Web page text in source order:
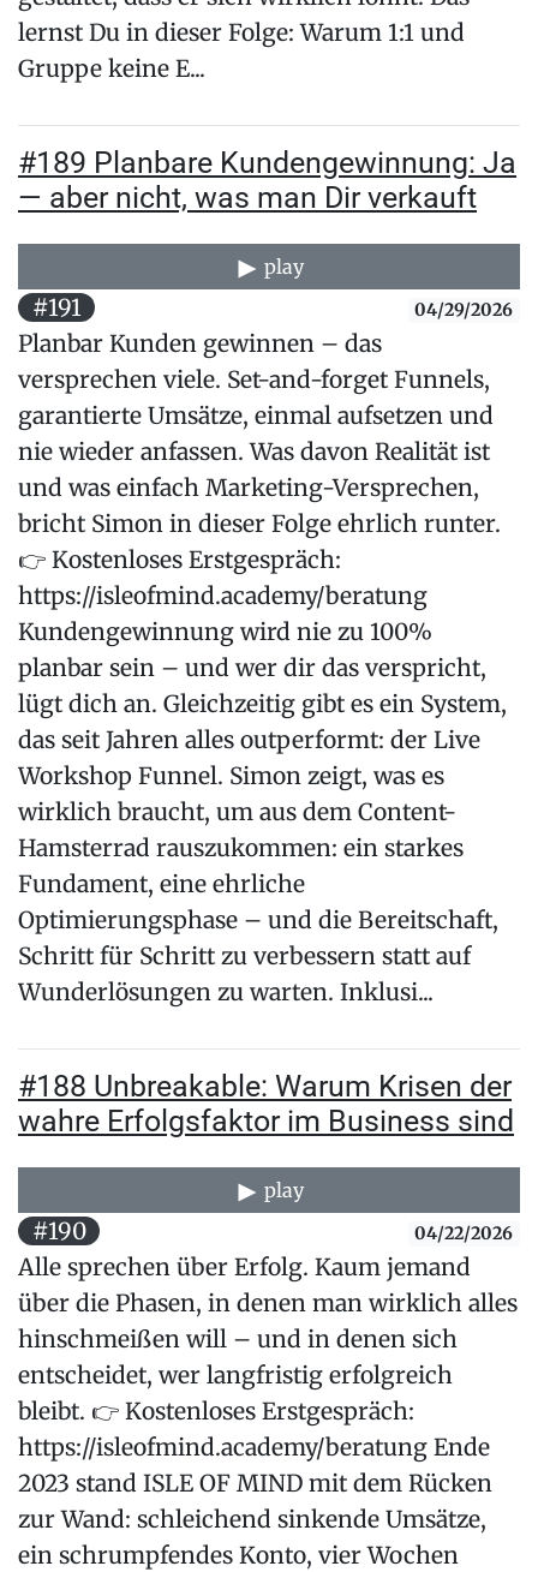
lernst Du in dieser Folge: Warum 1:1 und
Gruppe keine E...
#189 Planbare Kundengewinnung: Ja
— aber nicht, was man Dir verkauft
play
#191 04/29/2026
Planbar Kunden gewinnen – das
versprechen viele. Set-and-forget Funnels,
garantierte Umsätze, einmal aufsetzen und
nie wieder anfassen. Was davon Realität ist
und was einfach Marketing-Versprechen,
bricht Simon in dieser Folge ehrlich runter.
👉 Kostenloses Erstgespräch:
https://isleofmind.academy/beratung
Kundengewinnung wird nie zu 100%
planbar sein – und wer dir das verspricht,
lügt dich an. Gleichzeitig gibt es ein System,
das seit Jahren alles outperformt: der Live
Workshop Funnel. Simon zeigt, was es
wirklich braucht, um aus dem Content-
Hamsterrad rauszukommen: ein starkes
Fundament, eine ehrliche
Optimierungsphase – und die Bereitschaft,
Schritt für Schritt zu verbessern statt auf
Wunderlösungen zu warten. Inklusi...
#188 Unbreakable: Warum Krisen der
wahre Erfolgsfaktor im Business sind
play
#190 04/22/2026
Alle sprechen über Erfolg. Kaum jemand
über die Phasen, in denen man wirklich alles
hinschmeißen will – und in denen sich
entscheidet, wer langfristig erfolgreich
bleibt. 👉 Kostenloses Erstgespräch:
https://isleofmind.academy/beratung Ende
2023 stand ISLE OF MIND mit dem Rücken
zur Wand: schleichend sinkende Umsätze,
ein schrumpfendes Konto, vier Wochen